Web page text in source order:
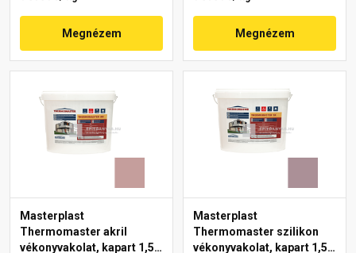
Megnézem Megnézem
Masterplast
Thermomaster akril
vékonyvakolat, kapart 1,5
Masterplast
Thermomaster szilikon
vékonyvakolat, kapart 1,5